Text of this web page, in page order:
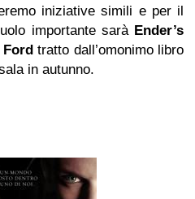
iniziative simili e per il
importante sarà Ender’s
Fordtratto dall’omonimo libro
in autunno.